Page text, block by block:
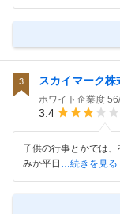
3 スカイマーク株
ホワイト企業度
3.4
子供の行事とかでは
みか平日 …続きを見る